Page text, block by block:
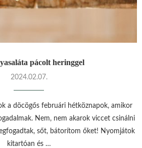
pácolt heringgel
2024.02.07.
a döcögős februári hétköznapok, amikor
Nem, nem akarok viccet csinálni
sőt, bátorítom őket! Nyomjátok
kitartóan és …